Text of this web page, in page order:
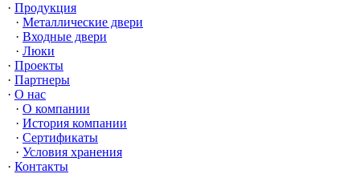
Продукция
Металлические двери
Входные двери
Люки
Проекты
Партнеры
О нас
О компании
История компании
Сертификаты
Условия хранения
Контакты